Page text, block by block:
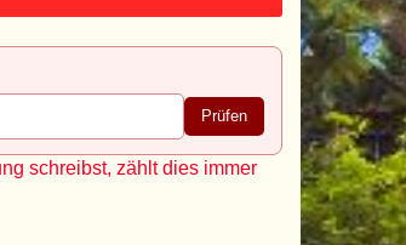
Prüfen
schreibst, zählt dies immer